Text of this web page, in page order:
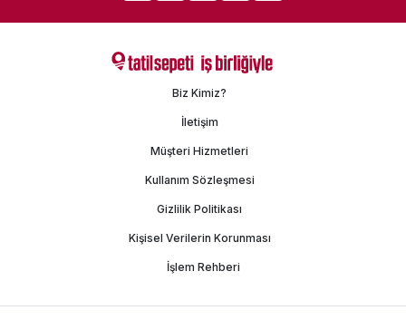
Biz Kimiz?
İletişim
Müşteri Hizmetleri
Kullanım Sözleşmesi
Gizlilik Politikası
Kişisel Verilerin Korunması
İşlem Rehberi